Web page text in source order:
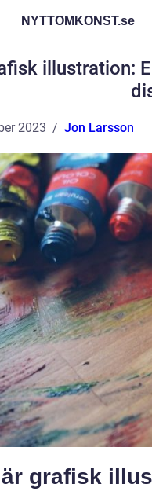
NYTTOMKONST.se
illustration:
2023 Jon Larsson
är grafisk